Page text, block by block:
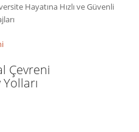
Hayatına Hızlı ve Güvenli
Çevreni